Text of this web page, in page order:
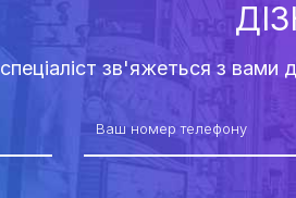
спеціаліст зв'яжеться з вами